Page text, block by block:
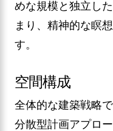
めな規模と独立し
まり、精神的な瞑
す。
空間構成
全体的な建築戦略
分散型計画アプロ